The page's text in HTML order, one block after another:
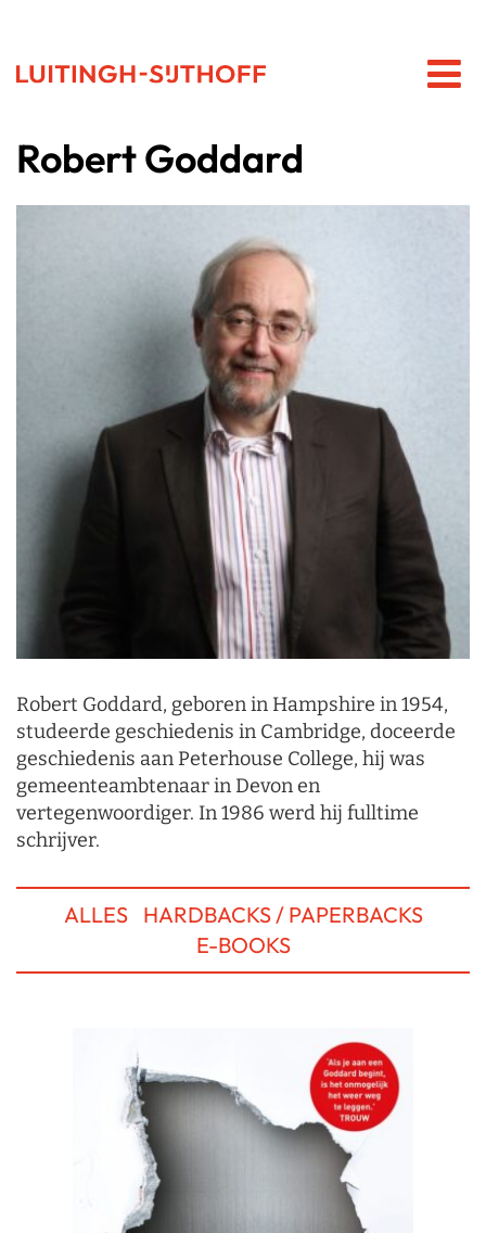
Robert Goddard
Robert Goddard, geboren in Hampshire in 1954,
studeerde geschiedenis in Cambridge, doceerde
geschiedenis aan Peterhouse College, hij was
gemeenteambtenaar in Devon en
vertegenwoordiger. In 1986 werd hij fulltime
schrijver.
ALLES
HARDBACKS / PAPERBACKS
E-BOOKS